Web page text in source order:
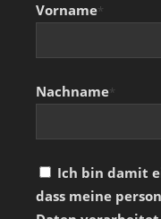
Vorname*
Nachname*
Ich bin damit
dass meine